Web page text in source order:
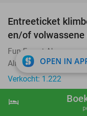
shopping_cart
hotel
Entreeticket
en/of volwassene
Fun Forest Almere
Almere (11 km)
Verkocht: 1.222
OPEN IN